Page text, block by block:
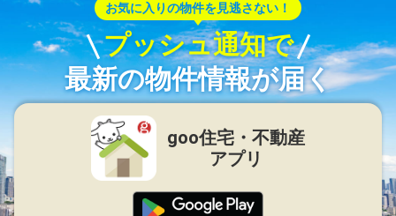
お気に入りの物件を見逃さない！
プッシュ通知で
最新の物件情報が届く
goo住宅・不動産
アプリ